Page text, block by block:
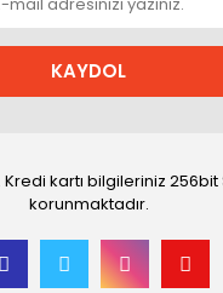
KAYDOL
Kredi kartı bilgileriniz 256bit
korunmaktadır.